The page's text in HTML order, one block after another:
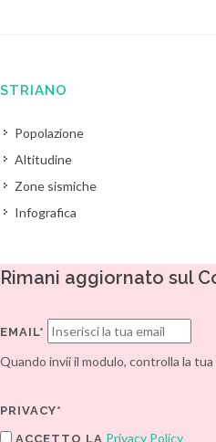
STRIANO
Popolazione
Altitudine
Zone sismiche
Infografica
Rimani aggiornato sul
EMAIL*
Quando invii il modulo, controlla la
PRIVACY*
ACCETTO LA Privacy Policy